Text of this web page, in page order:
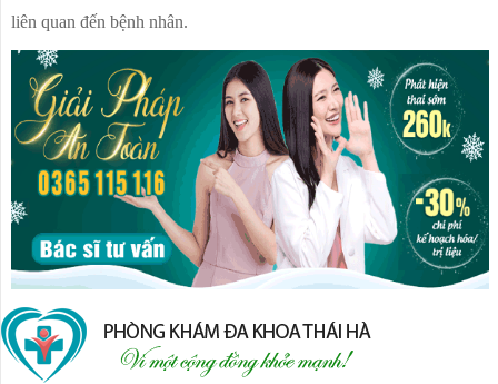
liên quan đến bệnh nhân.